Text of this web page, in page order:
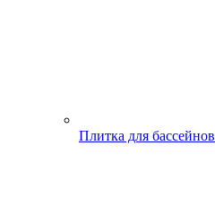
Плитка для бассейнов